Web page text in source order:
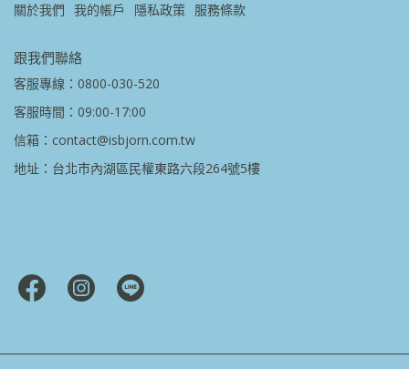
關於我們 我的帳戶 隱私政策 服務條款
跟我們聯絡
客服專線：0800-030-520
客服時間：09:00-17:00
信箱：contact@isbjorn.com.tw
地址：台北市內湖區民權東路六段264號5樓